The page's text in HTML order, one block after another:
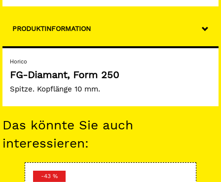
PRODUKTINFORMATION
Horico
FG-Diamant, Form 250
Spitze. Kopflänge 10 mm.
Das könnte Sie auch
interessieren:
-43 %